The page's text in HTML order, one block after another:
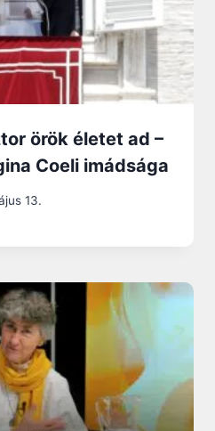
örök életet ad –
Coeli imádsága
13.